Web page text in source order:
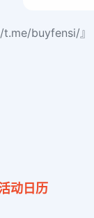
buyfensi/』
动日历